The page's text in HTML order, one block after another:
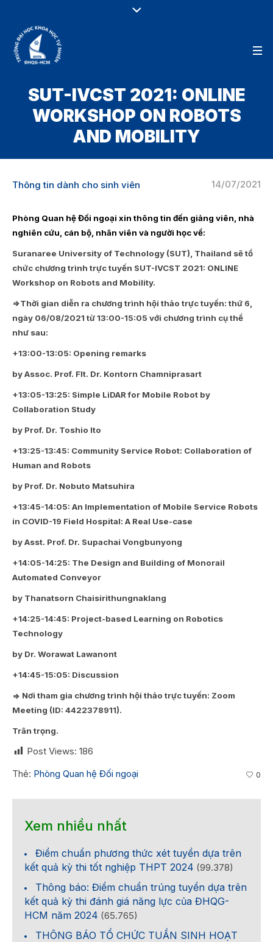
SUT-IVCST 2021: ONLINE
WORKSHOP ON ROBOTS
AND MOBILITY
14/07/2021
Thông tin dành cho sinh viên
Phòng Quan hệ Đối ngoại xin thông tin đến giảng viên, nhà
nghiên cứu, cán bộ, nhân viên và người học về:
Suranaree University of Technology (SUT) , Thailand sẽ tổ
chức chương trình trực tuyến SUT-IVCST 2021: ONLINE
Workshop on Robots and Mobility.
=>Thời gian diễn ra chương trình hội thảo trực tuyến: thứ 6,
ngày 06/08/2021 từ 13:00-15:05 với chương trình cụ thể
như sau:
+13:00-13:05: Opening remarks
by Assoc. Prof. Flt. Dr. Kontorn Chamniprasart
+13:05-13:25: Simple LiDAR for Mobile Robot by
Collaboration Study
by Prof. Dr. Toshio Ito
+13:25-13:45: Community Service Robot: Collaboration of
Human and Robots
by Prof. Dr. Nobuto Matsuhira
+13:45-14:05: An Implementation of Mobile Service Robots
in COVID-19 Field Hospital: A Real Use-case
by Asst. Prof. Dr. Supachai Vongbunyong
+14:05-14:25: The Design and Building of Monorail
Automated Conveyor
by Thanatsorn Chaisirithungnaklang
+14:25-14:45: Project-based Learning on Robotics
Technology
by Dr. Worawat Lawanont
+14:45-15:05: Discussion
=> Nơi tham gia chương trình hội thảo trực tuyến: Zoom
Meeting (ID: 4422378911).
Trân trọng.
Post Views: 186
Thẻ: Phòng Quan hệ Đối ngoại 0
Xem nhiều nhất
Điểm chuẩn phương thức xét tuyển dựa trên
kết quả kỳ thi tốt nghiệp THPT 2024 (99.378)
Thông báo: Điểm chuẩn trúng tuyển dựa trên
kết quả kỳ thi đánh giá năng lực của ĐHQG-
HCM năm 2024 (65.765)
THÔNG BÁO TỔ CHỨC TUẦN SINH HOẠT